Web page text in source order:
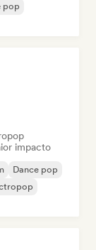
pop
impacto
Dance pop